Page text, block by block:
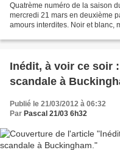
Quatrème numéro de la saison
mercredi 21 mars en deuxième
amours interdites. Noir et blanc,
Inédit, à voir ce soir
scandale à
Publié le 21/03/2012 à 06:32
Par Pascal 21/03 6h32